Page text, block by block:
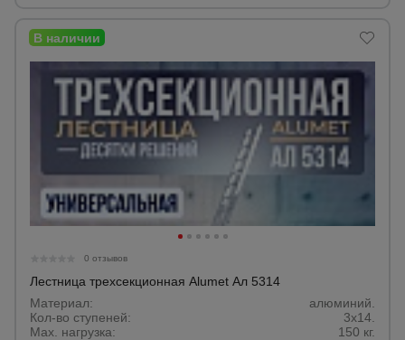
0 отзывов
Лестница трехсекционная Alumet Ал 5314
Материал:
алюминий.
Кол-во ступеней:
3х14.
Max. нагрузка:
150 кг.